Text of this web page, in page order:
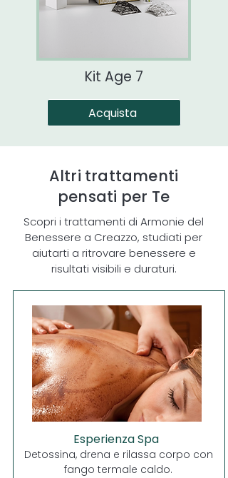
Kit Age 7
Acquista
Altri trattamenti
pensati per Te
Scopri i trattamenti di Armonie del
Benessere a Creazzo, studiati per
aiutarti a ritrovare benessere e
risultati visibili e duraturi.
Esperienza Spa
Detossina, drena e rilassa corpo con
fango termale caldo.